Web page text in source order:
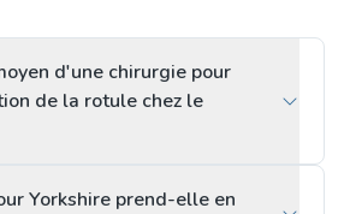
d'une chirurgie pour
de la rotule chez le
Yorkshire prend-elle en